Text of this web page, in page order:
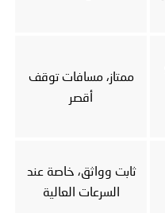
ممتاز، مسافات توقف
أقصر
ثابت وواثق، خاصة عند
السرعات العالية